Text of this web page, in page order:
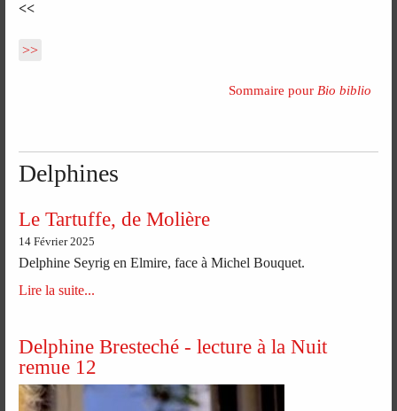
<<
>>
Sommaire pour Bio biblio
Delphines
Le Tartuffe, de Molière
14 Février 2025
Delphine Seyrig en Elmire, face à Michel Bouquet.
Lire la suite...
Delphine Bresteché - lecture à la Nuit
remue 12